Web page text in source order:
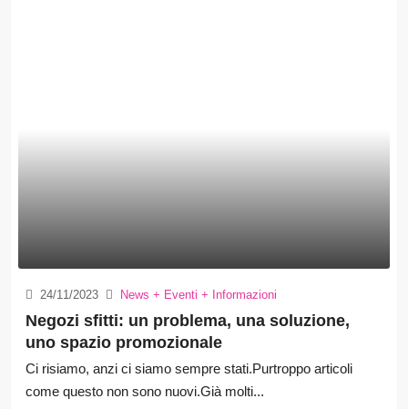
24/11/2023 News + Eventi + Informazioni
Negozi sfitti: un problema, una soluzione,
uno spazio promozionale
Ci risiamo, anzi ci siamo sempre stati.Purtroppo articoli
come questo non sono nuovi.Già molti...